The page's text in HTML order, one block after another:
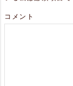
コメント